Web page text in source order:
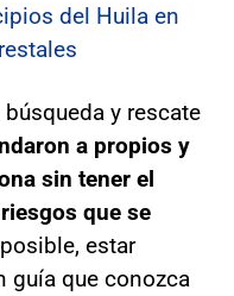
del Huila en
y rescate
a propios y
sin tener el
que se
estar
guía que conozca